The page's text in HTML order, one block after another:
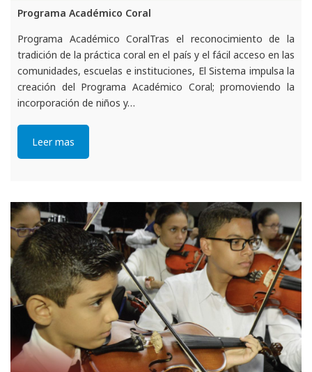
Programa Académico Coral
Programa Académico CoralTras el reconocimiento de la
tradición de la práctica coral en el país y el fácil acceso en las
comunidades, escuelas e instituciones, El Sistema impulsa la
creación del Programa Académico Coral; promoviendo la
incorporación de niños y…
Leer mas